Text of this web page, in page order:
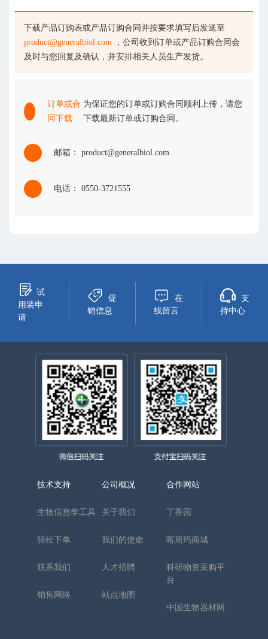
下载产品订购表或产品订购合同并按要求填写后发送至
product@generalbiol.com ，公司收到订单或产品订购合同会
及时与您回复及确认，并安排相关人员生产发货。
订单或合
同下载
为保证您的订单或订购合同顺利上传，请您
下载最新订单或订购合同。
邮箱： product@generalbiol.com
电话： 0550-3721555
试
用装申
请
促
销信息
在
线留言
支
持中心
技术支持
生物信息学工具
轻松下单
联系我们
销售网络
公司概况
关于我们
我们的使命
人才招聘
站点地图
合作网站
丁香园
喀斯玛商城
科研物资采购平
台
中国生物器材网